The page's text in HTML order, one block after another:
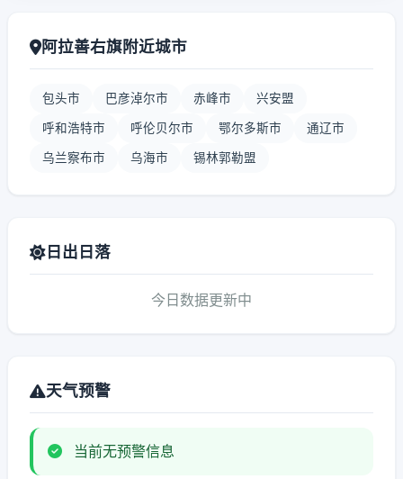
阿拉善右旗附近城市
包头市 巴彦淖尔市 赤峰市 兴安盟
呼和浩特市 呼伦贝尔市 鄂尔多斯市 通辽市
乌兰察布市 乌海市 锡林郭勒盟
日出日落
今日数据更新中
天气预警
当前无预警信息